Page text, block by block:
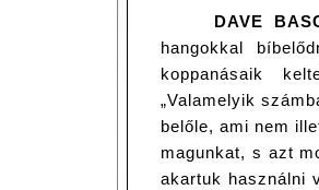
DAVE
hangokkal
koppanásaik
„Valamelyik
belőle, ami nem
magunkat, s azt
akartuk használni